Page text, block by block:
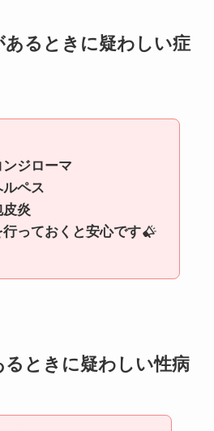
るときに疑わしい症
ンジローマ
ルペス
皮炎
っておくと安心です
るときに疑わしい性病